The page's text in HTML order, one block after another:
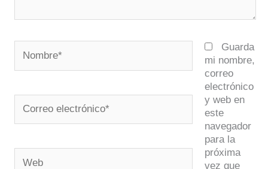
electrónico*
Guarda
mi nombre,
correo
electrónico
y web en
este
navegador
para la
próxima
vez que